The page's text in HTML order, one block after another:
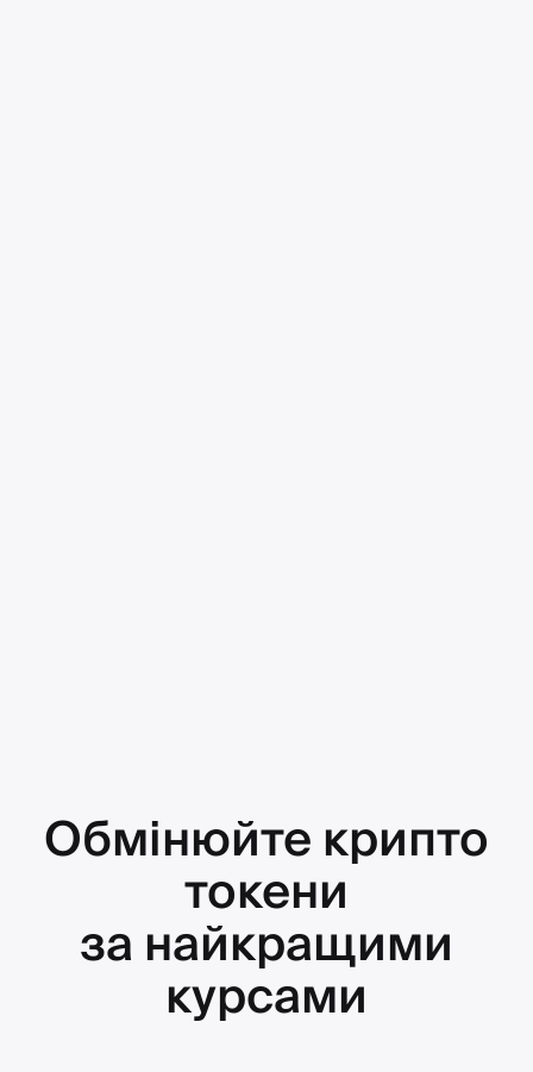
Обмінюйте крипто
токени
за найкращими
курсами